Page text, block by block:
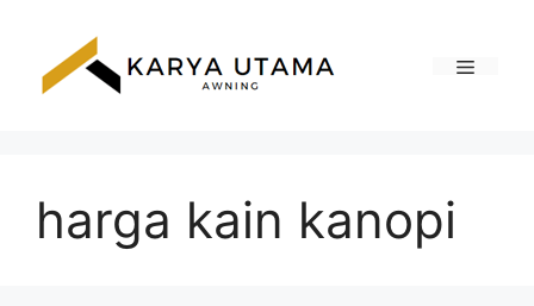
content
harga kain kanopi